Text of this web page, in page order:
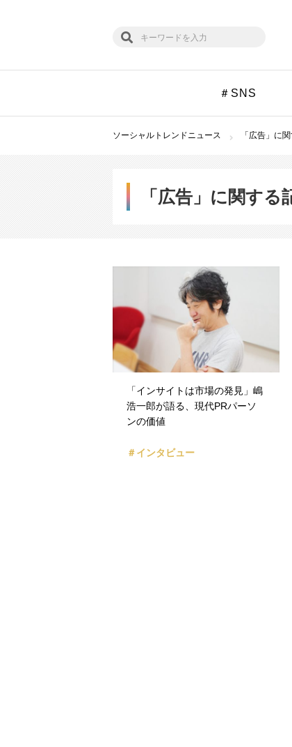
＃SNS
ソーシャルトレンドニュース 「広告」に
「広告」に関する
「インサイトは市場の発見」嶋
浩一郎が語る、現代PRパーソ
ンの価値
＃インタビュー